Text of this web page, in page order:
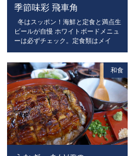
季節味彩 飛車角
冬はスッポン！海鮮と定食と満点生
ビールが自慢 ホワイトボードメニュ
ーは必ずチェック。定食類はメイ
和食